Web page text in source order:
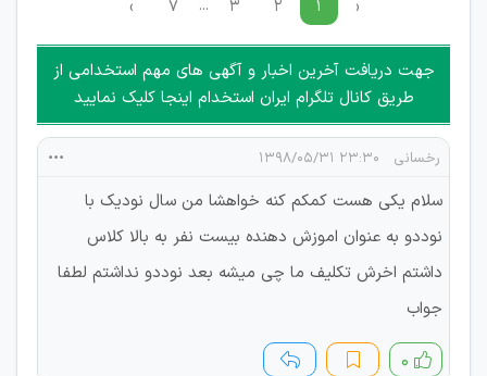
‹ ۱ ۲ ۳ ... ۷ ›
جهت دریافت آخرین اخبار و آگهی های مهم استخدامی از
طریق کانال تلگرام ایران استخدام اینجا کلیک نمایید
رخسانی ۲۳:۳۰ ۱۳۹۸/۰۵/۳۱
سلام یکی هست کمکم کنه خواهشا من سال نودیک با
نوددو به عنوان اموزش دهنده بیست نفر به بالا کلاس
داشتم اخرش تکلیف ما چی میشه بعد نوددو نداشتم لطفا
جواب
۰